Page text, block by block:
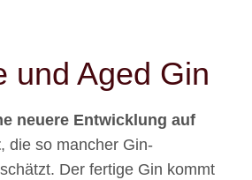
und Aged Gin
neuere Entwicklung auf
, die so mancher Gin-
Der fertige Gin kommt